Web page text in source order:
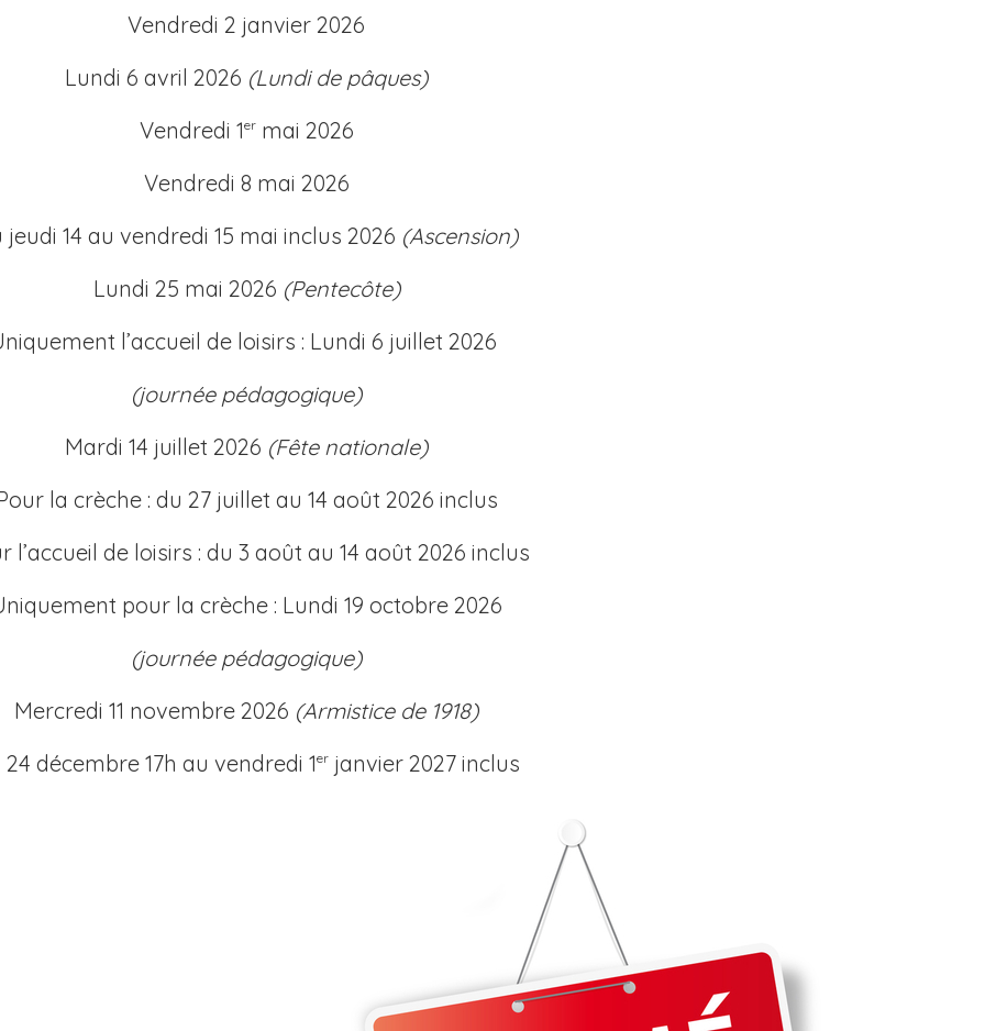
Vendredi 2 janvier 2026
Lundi 6 avril 2026 (Lundi de pâques)
Vendredi 1ermai 2026
Vendredi 8 mai 2026
jeudi 14 au vendredi 15 mai inclus 2026 (Ascension)
Lundi 25 mai 2026 (Pentecôte)
l’accueil de loisirs : Lundi 6 juillet 2026
(journée pédagogique)
Mardi 14 juillet 2026 (Fête nationale)
la crèche : du 27 juillet au 14 août 2026 inclus
l’accueil de loisirs : du 3 août au 14 août 2026 inclus
pour la crèche : Lundi 19 octobre 2026
(journée pédagogique)
Mercredi 11 novembre 2026 (Armistice de 1918)
24 décembre 17h au vendredi 1er janvier 2027 inclus